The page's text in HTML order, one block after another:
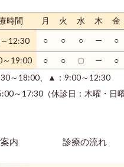
時間 月 火 水 木
金
12:30
○ ○ ○ ─
○
～19:00
○ ○ □ ─
○
～18:00、
▲：9:00～12:30
～17:30（休診日：木曜・日
内 診療の流れ